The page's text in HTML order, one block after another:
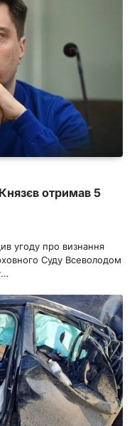
отримав 5
угоду про визнання
Суду Всеволодом